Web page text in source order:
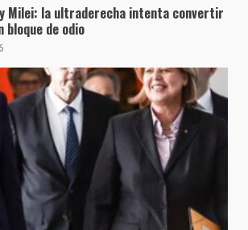
Milei: la ultraderecha intenta convertir
bloque de odio